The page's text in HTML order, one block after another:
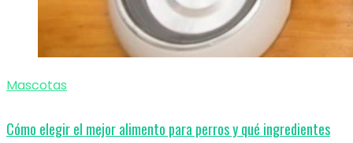
Mascotas
Cómo elegir el mejor alimento para perros y qué ingredientes